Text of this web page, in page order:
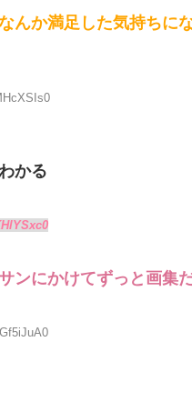
んか満足した気持ちに
かる
ンにかけてずっと画集